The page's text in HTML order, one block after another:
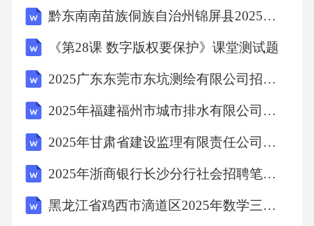
双方基于以上背景和前提条件，经充分协商，
履行，将有助于乙方实现风险管理的目标，提
升企业抗风险能力，并为双方建立长期稳定的
合作关系奠定基础。
第一条协议目的与范围
本协议的主要目的是明确甲乙双方在保险服务
黔东南南苗族侗族自治州锦屏县2025届数学三年级下学期期末考试模拟试题（含答案解析）
《第28课 数字版权要保护》课堂测试题
2025广东东莞市东坑测绘有限公司招聘人员综合及笔试历年典型考点题库附带答案详解
2025年福建福州市城市排水有限公司招聘5人笔试历年常考点试题专练附带答案详解
2025年甘肃省建设监理有限责任公司招聘笔试历年常考点试题专练附带答案详解
2025年浙商银行长沙分行社会招聘笔试历年典型考题及考点剖析附带答案详解2套
黑龙江省鸡西市滴道区2025年数学三年级第二学期期中试题含答案